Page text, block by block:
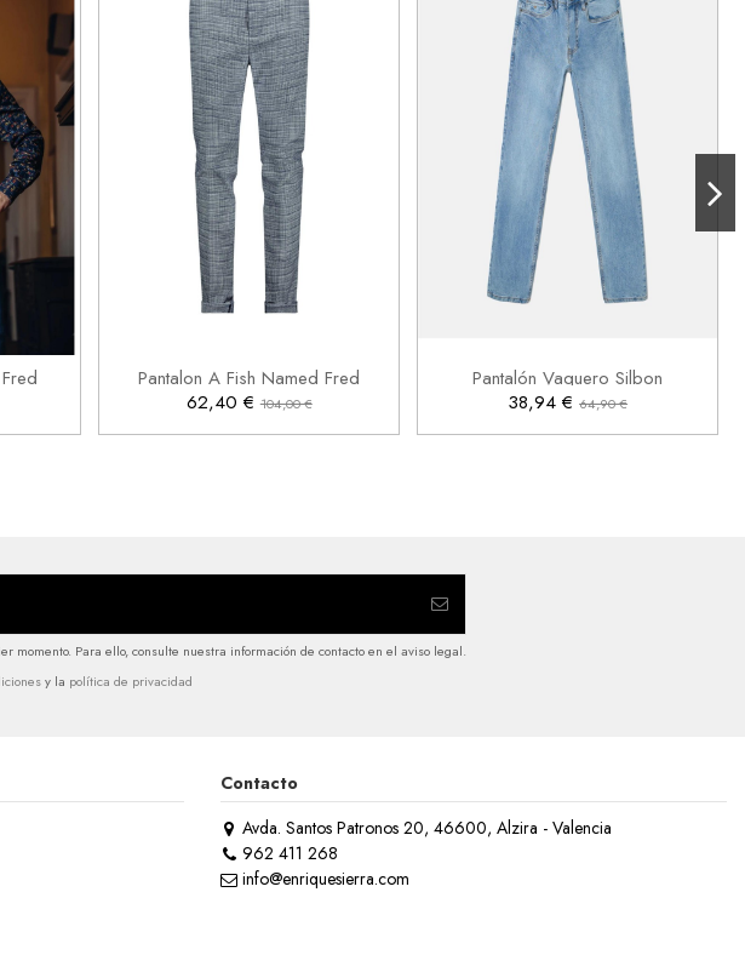
Pantalon A Fish Named Fred
62,40 €104,00 €
 Añadir al carrito
Pantalón Vaquero Silbon
38,94 €64,90 €
 Añadir al carrito
momento. Para ello, consulte nuestra información de contacto en el aviso legal.
y la política de privacidad
Contacto
Avda. Santos Patronos 20, 46600, Alzira - Valencia
962 411 268
info@enriquesierra.com